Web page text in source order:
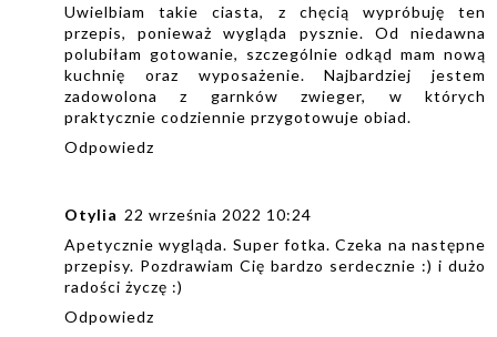
Uwielbiam takie ciasta, z chęcią wypróbuję ten
przepis, ponieważ wygląda pysznie. Od niedawna
polubiłam gotowanie, szczególnie odkąd mam nową
kuchnię oraz wyposażenie. Najbardziej jestem
zadowolona z garnków zwieger, w których
praktycznie codziennie przygotowuje obiad.
Odpowiedz
Otylia 22 września 2022 10:24
Apetycznie wygląda. Super fotka. Czeka na następne
przepisy. Pozdrawiam Cię bardzo serdecznie :) i dużo
radości życzę :)
Odpowiedz